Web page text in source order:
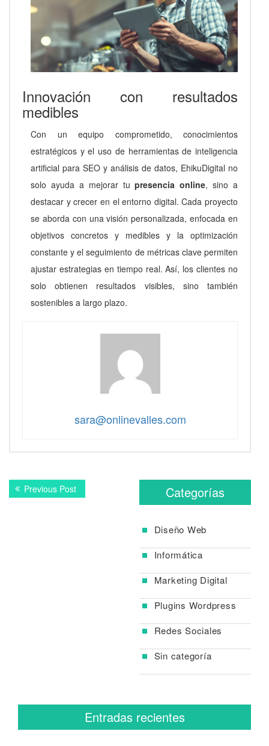
Innovación con resultados
medibles
Con un equipo comprometido, conocimientos
estratégicos y el uso de herramientas de inteligencia
artificial para SEO y análisis de datos, EhikuDigital no
solo ayuda a mejorar tupresencia online, sino a
destacar y crecer en el entorno digital. Cada proyecto
se aborda con una visión personalizada, enfocada en
objetivos concretos y medibles y la optimización
constante y el seguimiento de métricas clave permiten
ajustar estrategias en tiempo real. Así, los clientes no
solo obtienen resultados visibles, sino también
sostenibles a largo plazo.
sara@onlinevalles.com
Navegación
dePrevious PostPrevious
post:
Categorías
Diseño Web
Informática
Marketing Digital
Plugins Wordpress
Redes Sociales
Sin categoría
Entradas recientes